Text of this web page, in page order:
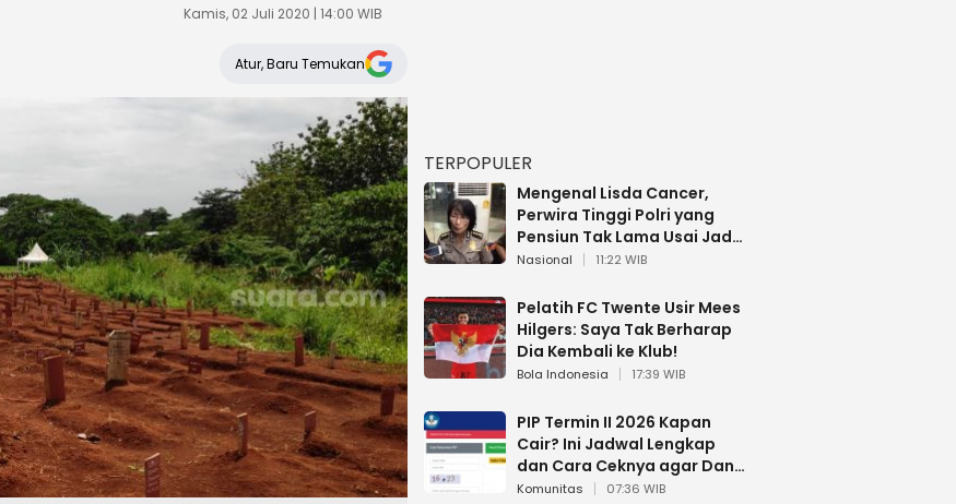
Kamis, 02 Juli 2020 | 14:00 WIB
Atur, Baru Temukan
TERPOPULER
Mengenal Lisda Cancer,
Perwira Tinggi Polri yang
Pensiun Tak Lama Usai Jadi
Brigjen
Nasional 11:22 WIB
Pelatih FC Twente Usir Mees
Hilgers: Saya Tak Berharap
Dia Kembali ke Klub!
Bola Indonesia 17:39 WIB
PIP Termin II 2026 Kapan
Cair? Ini Jadwal Lengkap
dan Cara Ceknya agar Dana
Tidak Hangus!
Komunitas 07:36 WIB